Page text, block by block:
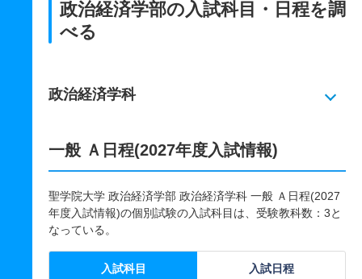
政治経済学部の入試科目・日程を調
べる
政治経済学科
一般 Ａ日程(2027年度入試情報)
聖学院大学 政治経済学部 政治経済学科 一般 Ａ日程(2027
年度入試情報)の個別試験の入試科目は、受験教科数：3と
なっている。
入試科目 入試日程